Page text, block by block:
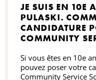
JE SUIS EN 10E
PULASKI.
CANDIDATURE
COMMUNITY
Si vous êtes en 10e
pouvez poser votre
Community Service